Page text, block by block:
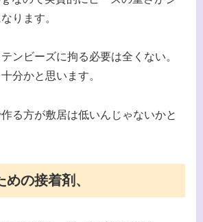
ります。
ンビーズに拘る必要は全くない。
分かと思います。
る方が敷居は低いんじゃないかと
めの接着剤、